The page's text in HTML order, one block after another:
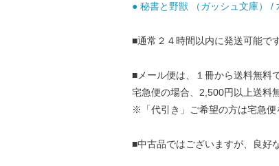
● 秘書と野獣 （ガッシュ文庫） /
■通常２４時間以内に発送可能です
■メール便は、１冊から送料無料で
宅急便の場合、2,500円以上送料
※「代引き」ご希望の方は宅急便
■中古品ではございますが、良好